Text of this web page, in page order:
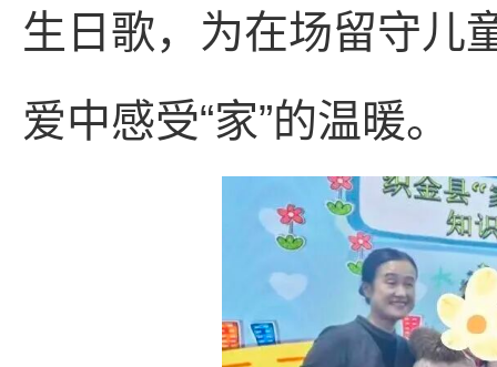
生日歌，为在场留守儿
爱中感受“家”的温暖。